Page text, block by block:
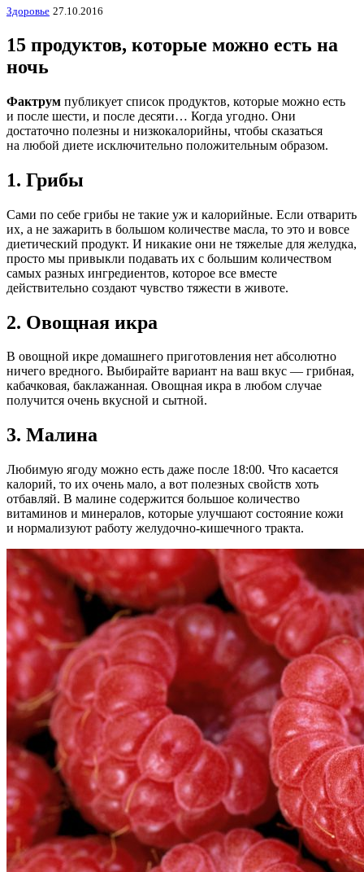
Здоровье 27.10.2016
15 продуктов, которые можно есть на
ночь
Фактрум публикует список продуктов, которые можно есть
и после шести, и после десяти… Когда угодно. Они
достаточно полезны и низкокалорийны, чтобы сказаться
на любой диете исключительно положительным образом.
1. Грибы
Сами по себе грибы не такие уж и калорийные. Если отварить
их, а не зажарить в большом количестве масла, то это и вовсе
диетический продукт. И никакие они не тяжелые для желудка,
просто мы привыкли подавать их с большим количеством
самых разных ингредиентов, которое все вместе
действительно создают чувство тяжести в животе.
2. Овощная икра
В овощной икре домашнего приготовления нет абсолютно
ничего вредного. Выбирайте вариант на ваш вкус — грибная,
кабачковая, баклажанная. Овощная икра в любом случае
получится очень вкусной и сытной.
3. Малина
Любимую ягоду можно есть даже после 18:00. Что касается
калорий, то их очень мало, а вот полезных свойств хоть
отбавляй. В малине содержится большое количество
витаминов и минералов, которые улучшают состояние кожи
и нормализуют работу желудочно-кишечного тракта.